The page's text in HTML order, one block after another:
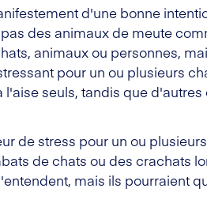
d'une bonne
des animaux de meute
animaux ou personnes,
pour un ou plusieurs
seuls, tandis que d'autres
de stress pour un ou plusieurs
de chats ou des crachats
mais ils pourraient